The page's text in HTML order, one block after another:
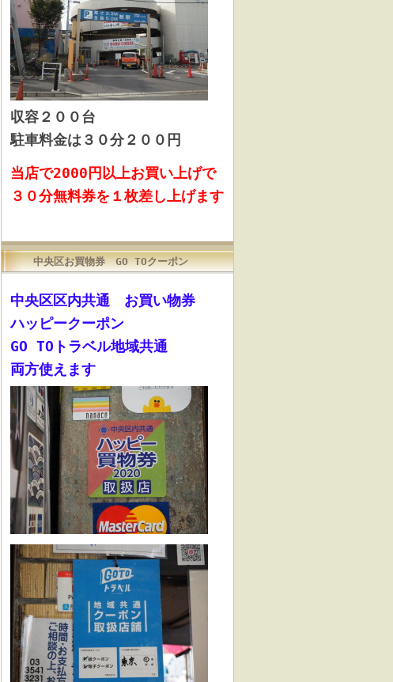
収容２００台
駐車料金は３０分２００円
当店で2000円以上お買い上げで
３０分無料券を１枚差し上げます
中央区お買物券 GO TOクーポン
中央区区内共通 お買い物券
ハッピークーポン
GO TOトラベル地域共通
両方使えます